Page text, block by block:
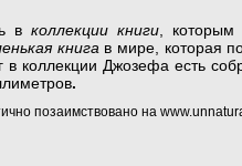
в коллекции книги ,
книга в мире, которая
в коллекции Джозефа есть
.
позаимствовано на